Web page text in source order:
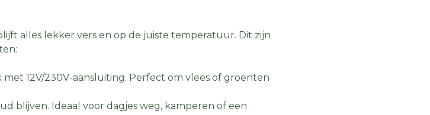
alles lekker vers en op de juiste temperatuur. Dit zijn
12V/230V-aansluiting. Perfect om vlees of groenten
blijven. Ideaal voor dagjes weg, kamperen of een